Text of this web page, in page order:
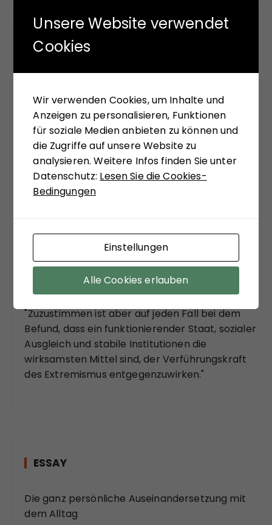
FÜR SIE GELESEN
Abstieg der Linken" versucht Hans-Jürgen Arlt
die hochaktuelle Frage zu beantworten,
weshalb in modernen Ländern faschistische
Krisenlösungen so viel Anziehungskraft haben.
Die Analysen des Buches sollen einer Einladung
sein, bekannte Diskurslinien zu verlassen, sich,
systemtheoretisch inspiriert, zu ungewohnten
Schulze-Böing schreibt in seinem Buch-Tipp
von einem "kühnem Entwurf eines
gesellschaftstheoretisch fundierten Konzepts
zu einem neuen Verständnis des politischen
Extremismus." Sein Fazit versöhnt mit viel
soziologischer Theorie der Moderne:
"Zuzustimmen ist aber auf jeden Fall bei dem
Befund, dass ein funktionierender Staat, sozialer
Ausgleich und stabile Institutionen die
wirksamsten Mittel sind, der Verführungskraft
des Extremismus entgegenzuwirken."
ESSAY
Die ganz persönliche Auseinandersetzung mit
dem Alltag
Unsere Website verwendet
Cookies
Wir verwenden Cookies, um Inhalte und
Anzeigen zu personalisieren, Funktionen
für soziale Medien anbieten zu können und
die Zugriffe auf unsere Website zu
analysieren. Weitere Infos finden Sie unter
Datenschutz: Lesen Sie die Cookies-
Bedingungen
Einstellungen
Alle Cookies erlauben